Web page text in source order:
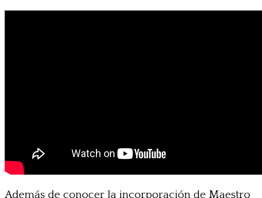
Además de conocer la incorporación de Maestro